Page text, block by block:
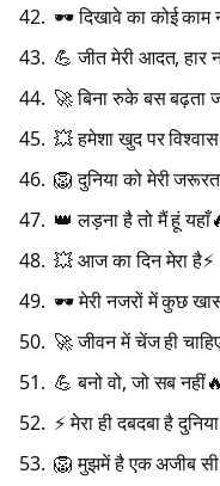
🕶️ दिखावे का कोई काम
💪 जीत मेरी आदत, हार
🚀 बिना रुके बस बढ़ता
💥 हमेशा खुद पर
🦁 दुनिया को मेरी
👑 लड़ना है तो मैं हूं
💥 आज का दिन मेरा है⚡
🕶️ मेरी नजरों में कुछ
🚀 जीवन में चेंज ही
💪 बनो वो, जो सब नहीं🔥
⚡ मेरा ही दबदबा है
🦁 मुझमें है एक अजीब सी